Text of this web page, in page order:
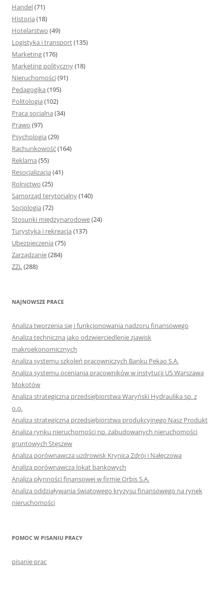
Handel(71)
Historia (18)
Hotelarstwo (49)
Logistyka i transport(135)
Marketing(176)
Marketing polityczny(18)
Nieruchomości(91)
Pedagogika (195)
Politologia (102)
Praca socjalna (34)
Prawo (97)
Psychologia (29)
Rachunkowość(164)
Reklama (55)
Resocjalizacja (41)
Rolnictwo (25)
Samorząd terytorialny(140)
Socjologia (72)
Stosunki międzynarodowe(24)
Turystyka i rekreacja (137)
Ubezpieczenia (75)
Zarządzanie(284)
ZZL(288)
NAJNOWSZE PRACE
Analiza tworzenia się i funkcjonowania nadzoru finansowego
Analiza techniczna jako odzwierciedlenie zjawisk
makroekonomicznych
Analiza systemu szkoleń pracowniczych Banku Pekao S.A.
Analiza systemu oceniania pracowników w instytucji US Warszawa
Mokotów
Analiza strategiczna przedsiębiorstwa Waryński Hydraulika sp. z
o.o.
Analiza strategiczna przedsiębiorstwa produkcyjnego Nasz Produkt
Analiza rynku nieruchomości np. zabudowanych nieruchomości
gruntowych Stęszew
Analiza porównawcza uzdrowisk Krynica Zdrój i Nałęczowa
Analiza porównawcza lokat bankowych
Analiza płynności finansowej w firmie Orbis S.A.
Analiza oddziaływania światowego kryzysu finansowego na rynek
nieruchomości
POMOC W PISANIU PRACY
pisanie prac